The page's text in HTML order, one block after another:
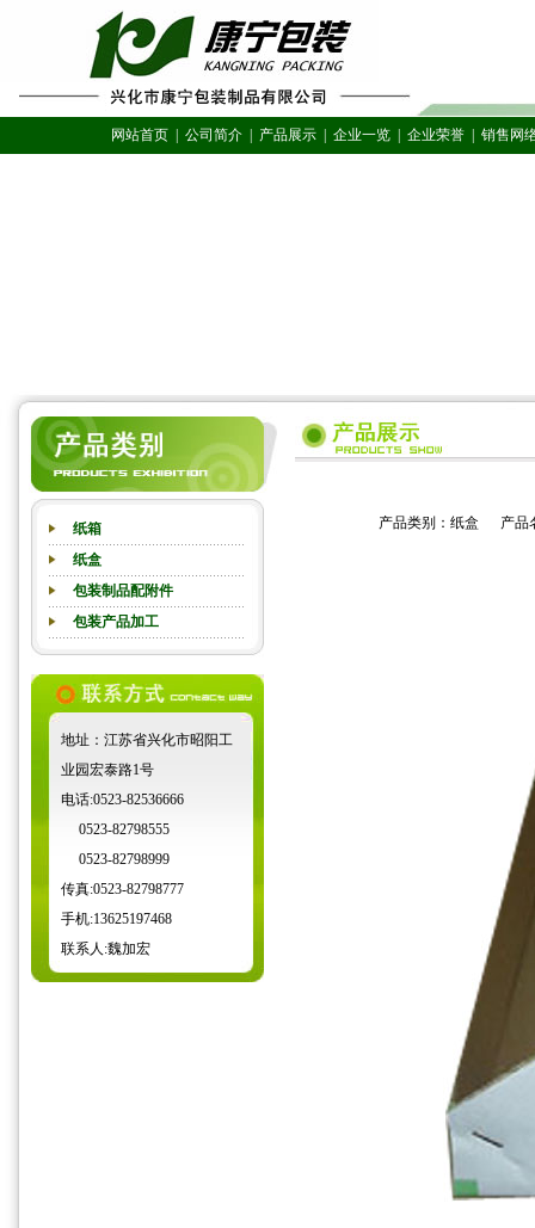
网站首页 公司简介 产品展示 企业一览 企业荣誉 销售网
纸箱
纸盒
包装制品配附件
包装产品加工
地址：江苏省兴化市昭阳工
业园宏泰路1号
电话:0523-82536666
0523-82798555
0523-82798999
传真:0523-82798777
手机:13625197468
联系人:魏加宏
产品类别：纸盒 产品